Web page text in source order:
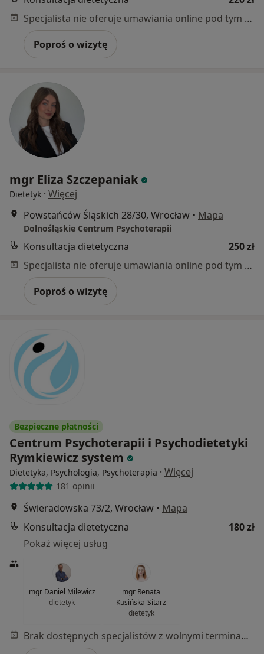
Specjalista nie oferuje umawiania online pod tym adresem.
Poproś o wizytę
mgr Eliza Szczepaniak
Dietetyk · Więcej
Powstańców Śląskich 28/30, Wrocław • Mapa
Dolnośląskie Centrum Psychoterapii
Konsultacja dietetyczna
250 zł
Specjalista nie oferuje umawiania online pod tym adresem.
Poproś o wizytę
Bezpieczne płatności
Centrum Psychoterapii i Psychodietetyki
Rymkiewicz system
Dietetyka, Psychologia, Psychoterapia · Więcej
181 opinii
Świeradowska 73/2, Wrocław • Mapa
Konsultacja dietetyczna
180 zł
Pokaż więcej usług
mgr Daniel Milewicz
dietetyk
mgr Renata
Kusińska-Sitarz
dietetyk
Brak dostępnych specjalistów z wolnymi terminami w tym centrum medycznym.